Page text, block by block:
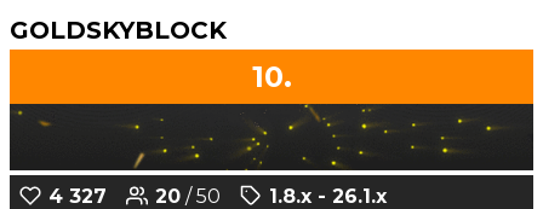
GOLDSKYBLOCK
10.
4 327 20 / 50
1.8.x - 26.1.x